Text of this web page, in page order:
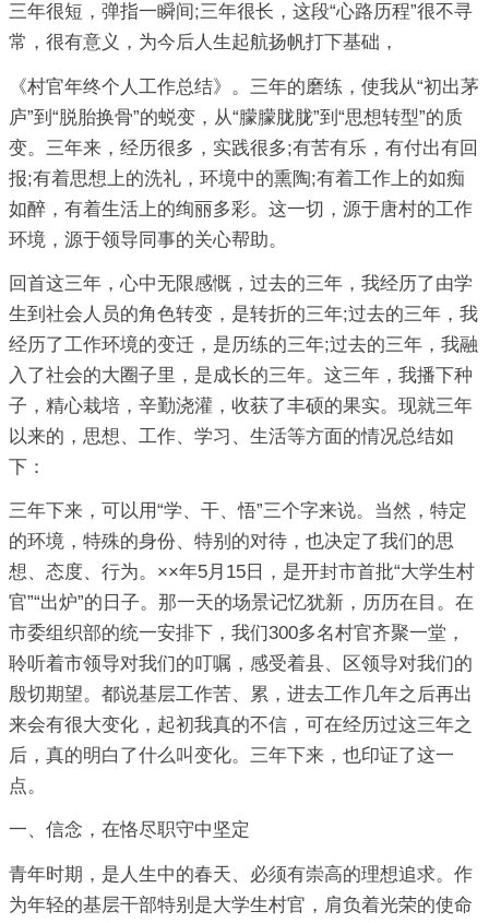
三年很短，弹指一瞬间;三年很长，这段“心路历程”很不寻
常，很有意义，为今后人生起航扬帆打下基础，
《村官年终个人工作总结》。三年的磨练，使我从“初出茅
庐”到“脱胎换骨”的蜕变，从“朦朦胧胧”到“思想转型”的质
变。三年来，经历很多，实践很多;有苦有乐，有付出有回
报;有着思想上的洗礼，环境中的熏陶;有着工作上的如痴
如醉，有着生活上的绚丽多彩。这一切，源于唐村的工作
环境，源于领导同事的关心帮助。
回首这三年，心中无限感慨，过去的三年，我经历了由学
生到社会人员的角色转变，是转折的三年;过去的三年，我
经历了工作环境的变迁，是历练的三年;过去的三年，我融
入了社会的大圈子里，是成长的三年。这三年，我播下种
子，精心栽培，辛勤浇灌，收获了丰硕的果实。现就三年
以来的，思想、工作、学习、生活等方面的情况总结如
下：
三年下来，可以用“学、干、悟”三个字来说。当然，特定
的环境，特殊的身份、特别的对待，也决定了我们的思
想、态度、行为。××年5月15日，是开封市首批“大学生村
官”“出炉”的日子。那一天的场景记忆犹新，历历在目。在
市委组织部的统一安排下，我们300多名村官齐聚一堂，
聆听着市领导对我们的叮嘱，感受着县、区领导对我们的
殷切期望。都说基层工作苦、累，进去工作几年之后再出
来会有很大变化，起初我真的不信，可在经历过这三年之
后，真的明白了什么叫变化。三年下来，也印证了这一
点。
一、信念，在恪尽职守中坚定
青年时期，是人生中的春天、必须有崇高的理想追求。作
为年轻的基层干部特别是大学生村官，肩负着光荣的使命